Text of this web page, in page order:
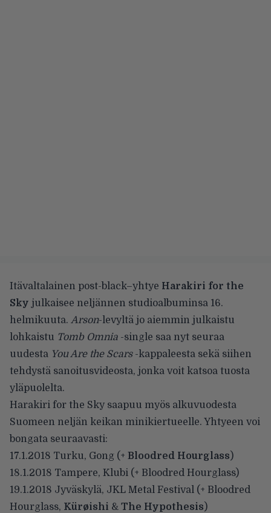
Itävaltalainen post-black–yhtye Harakiri for the
Sky julkaisee neljännen studioalbuminsa 16.
helmikuuta. Arson-levyltä jo aiemmin julkaistu
lohkaistu Tomb Omnia -single saa nyt seuraa
uudesta You Are the Scars-kappaleesta sekä siihen
tehdystä sanoitusvideosta, jonka voit katsoa tuosta
yläpuolelta.
Harakiri for the Sky saapuu myös alkuvuodesta
Suomeen neljän keikan minikiertueelle. Yhtyeen voi
bongata seuraavasti:
17.1.2018 Turku, Gong (+ Bloodred Hourglass)
18.1.2018 Tampere, Klubi (+ Bloodred Hourglass)
19.1.2018 Jyväskylä, JKL Metal Festival (+ Bloodred
Hourglass, Kürøishi & The Hypothesis)